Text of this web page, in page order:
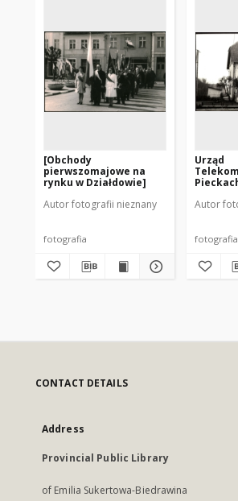
[Obchody
pierwszomajowe na
rynku w Działdowie]
Autor fotografii nieznany
fotografia
Urząd
Autor
fotografia
CONTACT DETAILS
Address
Provincial Public Library
of Emilia Sukertowa-Biedrawina